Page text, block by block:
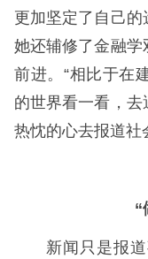
更加坚定了自己的
她还辅修了金融学
前进。“相比于在
的世界看一看，去
热忱的心去报道社
“
新闻只是报